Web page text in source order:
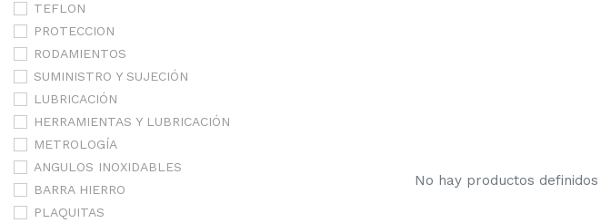
TEFLON
PROTECCION
RODAMIENTOS
SUMINISTRO Y SUJECIÓN
LUBRICACIÓN
HERRAMIENTAS Y LUBRICACIÓN
METROLOGÍA
ANGULOS INOXIDABLES
BARRA HIERRO
PLAQUITAS
No hay productos